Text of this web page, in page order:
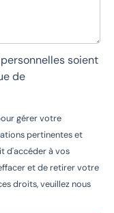
soient
de
gérer votre
pertinentes et
d'accéder à vos
et de retirer votre
droits, veuillez nous